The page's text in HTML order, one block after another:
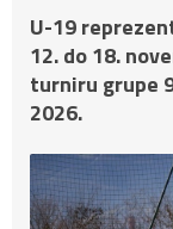
U-19
12. do 18.
turniru grupe
2026.